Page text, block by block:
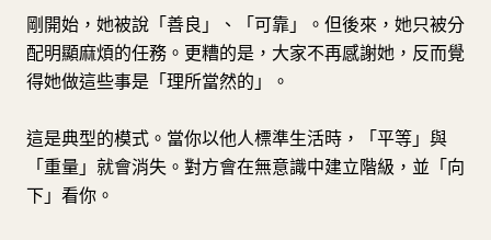
剛開始，她被說「善良」、「可靠」。但後來，她只被分
配明顯麻煩的任務。更糟的是，大家不再感謝她，反而覺
得她做這些事是「理所當然的」。
這是典型的模式。當你以他人標準生活時，「平等」與
「重量」就會消失。對方會在無意識中建立階級，並「向
下」看你。